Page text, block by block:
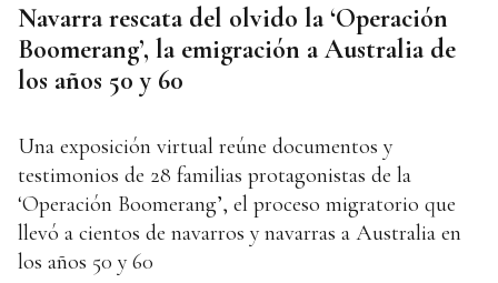
Navarra rescata del olvido la ‘Operación
Boomerang’, la emigración a Australia de
los años 50 y 60
Una exposición virtual reúne documentos y
testimonios de 28 familias protagonistas de la
‘Operación Boomerang’, el proceso migratorio que
llevó a cientos de navarros y navarras a Australia en
los años 50 y 60